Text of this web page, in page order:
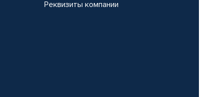
Реквизиты компании